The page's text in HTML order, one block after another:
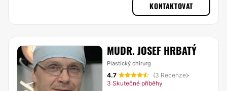
KONTAKTOVAT
MUDR. JOSEF HRBATÝ
Plastický chirurg
4.7 (3 Recenze)·
3 Skutečné příběhy